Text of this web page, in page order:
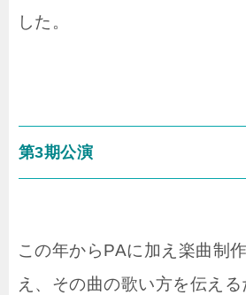
した。
第3期公演
この年からPAに加え楽曲制
え、その曲の歌い方を伝える